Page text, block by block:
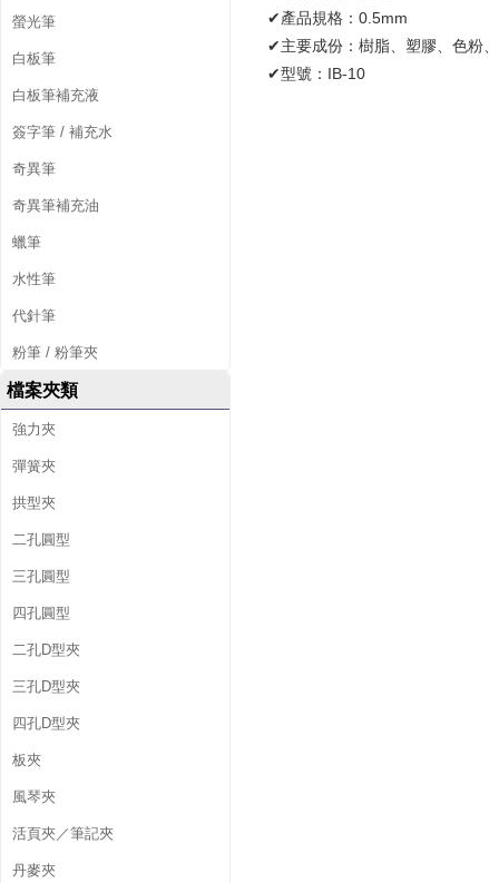
螢光筆
白板筆
白板筆補充液
簽字筆 / 補充水
奇異筆
奇異筆補充油
蠟筆
水性筆
代針筆
粉筆 / 粉筆夾
檔案夾類
強力夾
彈簧夾
拱型夾
二孔圓型
三孔圓型
四孔圓型
二孔D型夾
三孔D型夾
四孔D型夾
板夾
風琴夾
活頁夾／筆記夾
丹麥夾
✔產品規格：0.5mm
✔主要成份：樹脂、塑膠、色粉
✔型號：IB-10